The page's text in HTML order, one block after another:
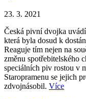
23. 3. 2021
Česká pivní dvojka
která byla dosud k
Reaguje tím nejen na
změnu spotřebitelského
speciálních piv rostou v
Staropramenu se jejich
zdvojnásobil. Více